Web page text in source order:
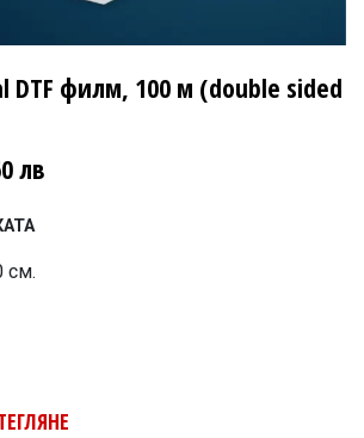
DTF филм, 100 м (double sided
лв
см.